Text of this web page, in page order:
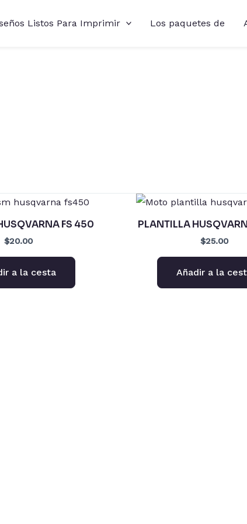
Listos Para Imprimir Los paquetes de
FS 450
$20.00
a la cesta
PLANTILLA
$25.00
Añadir a la